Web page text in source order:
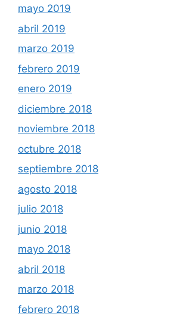
mayo 2019
abril 2019
marzo 2019
febrero 2019
enero 2019
diciembre 2018
noviembre 2018
octubre 2018
septiembre 2018
agosto 2018
julio 2018
junio 2018
mayo 2018
abril 2018
marzo 2018
febrero 2018